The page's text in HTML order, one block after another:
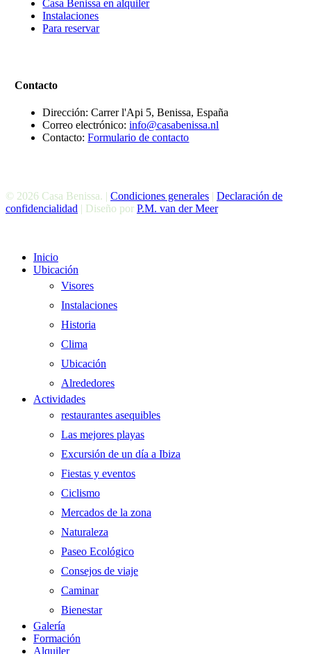
Casa Benissa en alquiler
Instalaciones
Para reservar
Contacto
Dirección: Carrer l'Api 5, Benissa, España
Correo electrónico:info@casabenissa.nl
Contacto:Formulario de contacto
© 2026 Casa Benissa. | Condiciones generales | Declaración de
confidencialidad | Diseño por P.M. van der Meer
Cerrar Inicio
Ubicación
Visores
Instalaciones
Historia
Clima
Ubicación
Alrededores
Actividades
restaurantes asequibles
Las mejores playas
Excursión de un día a Ibiza
Fiestas y eventos
Ciclismo
Mercados de la zona
Naturaleza
Paseo Ecológico
Consejos de viaje
Caminar
Bienestar
Galería
Formación
Alquiler